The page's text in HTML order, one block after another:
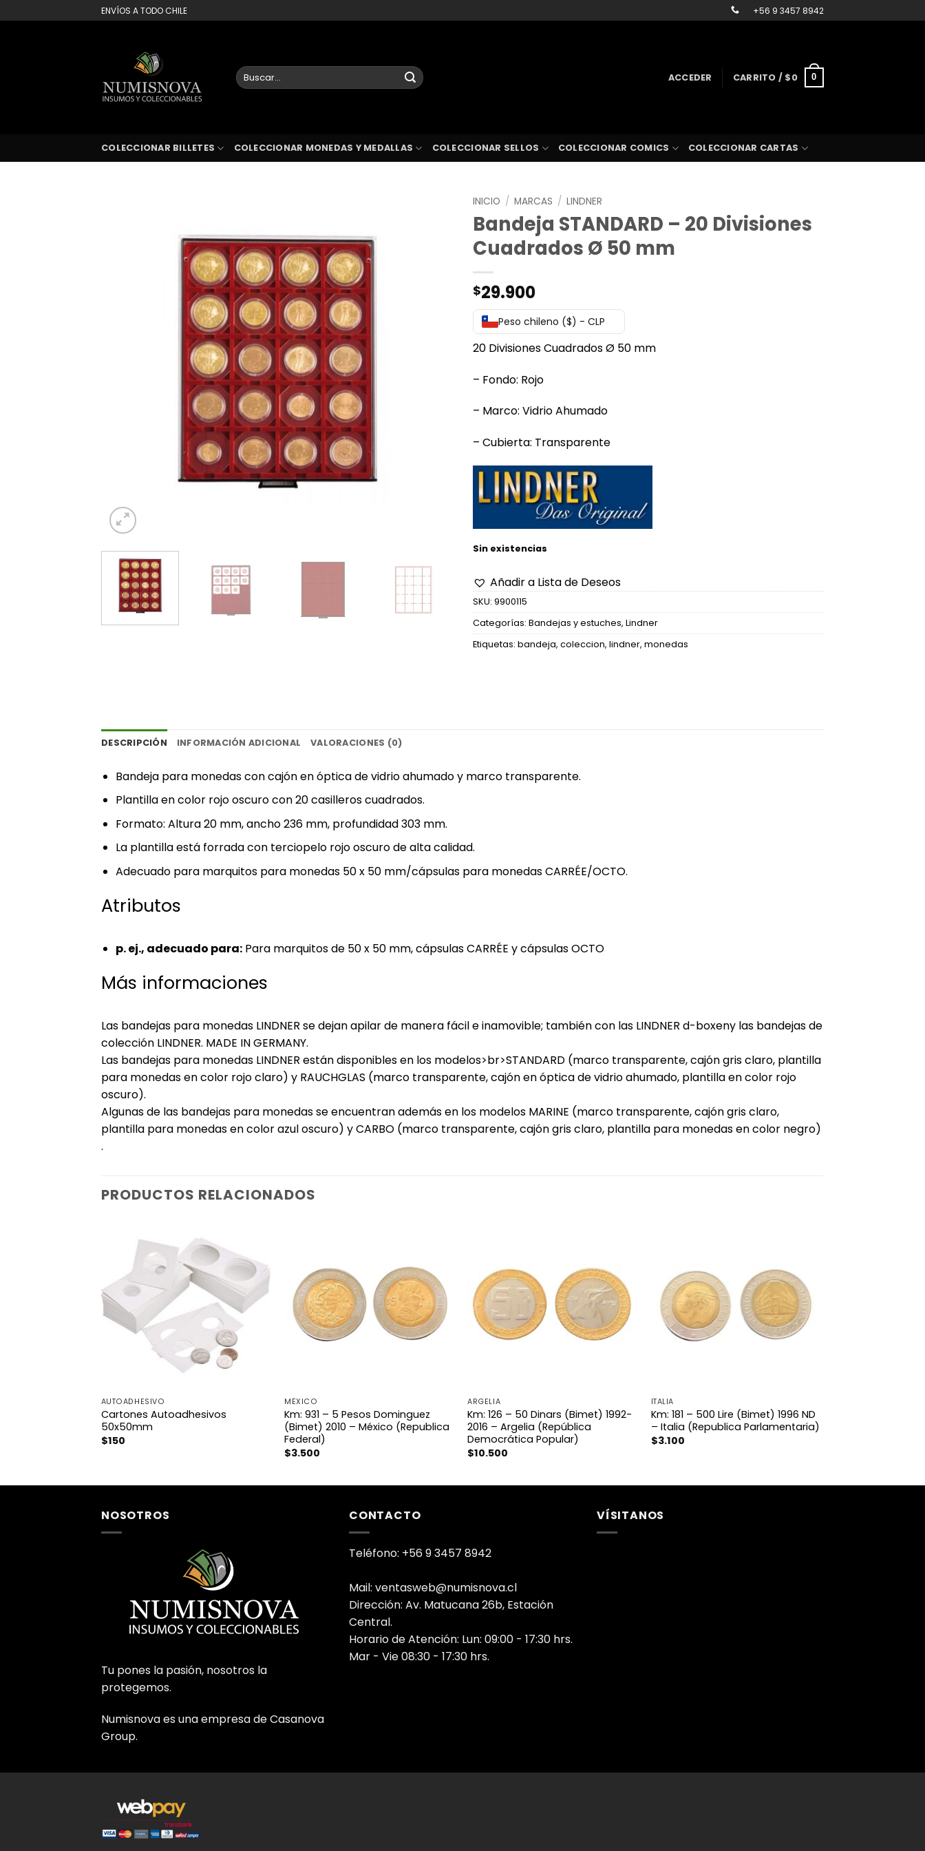
al
ENVÍOS A TODO CHILE +56 9 3457 8942
Buscar
por:
ACCEDER CARRITO / $0 0
COLECCIONAR BILLETES COLECCIONAR MONEDAS Y MEDALLAS COLECCIONAR SELLOS COLECCIONAR COMICS COLECCIONAR CARTAS
INICIO / MARCAS / LINDNER
Bandeja STANDARD – 20 Divisiones
Cuadrados Ø 50 mm
$29.900
Peso chileno ($) - CLP
20 Divisiones Cuadrados Ø 50 mm
– Fondo: Rojo
– Marco: Vidrio Ahumado
– Cubierta: Transparente
Sin existencias
Añadir a Lista de Deseos
SKU: 9900115
Categorías: Bandejas y estuches, Lindner
Etiquetas: bandeja, coleccion, lindner, monedas
DESCRIPCIÓN INFORMACIÓN ADICIONAL VALORACIONES (0)
Bandeja para monedas con cajón en óptica de vidrio ahumado y marco transparente.
Plantilla en color rojo oscuro con 20 casilleros cuadrados.
Formato: Altura 20 mm, ancho 236 mm, profundidad 303 mm.
La plantilla está forrada con terciopelo rojo oscuro de alta calidad.
Adecuado para marquitos para monedas 50 x 50 mm/cápsulas para monedas CARRÉE/OCTO.
Atributos
p. ej., adecuado para:Para marquitos de 50 x 50 mm, cápsulas CARRÉE y cápsulas OCTO
Más informaciones
Las bandejas para monedas LINDNER se dejan apilar de manera fácil e inamovible; también con las LINDNER d-boxeny las bandejas de
colección LINDNER. MADE IN GERMANY.
Las bandejas para monedas LINDNER están disponibles en los modelos>br>STANDARD (marco transparente, cajón gris claro, plantilla
para monedas en color rojo claro) y RAUCHGLAS (marco transparente, cajón en óptica de vidrio ahumado, plantilla en color rojo
oscuro).
Algunas de las bandejas para monedas se encuentran además en los modelos MARINE (marco transparente, cajón gris claro,
plantilla para monedas en color azul oscuro) y CARBO (marco transparente, cajón gris claro, plantilla para monedas en color negro)
.
PRODUCTOS RELACIONADOS
AUTOADHESIVO
Cartones Autoadhesivos
50x50mm
$150
MÉXICO
Km: 931 – 5 Pesos Dominguez
(Bimet) 2010 – México (Republica
Federal)
$3.500
ARGELIA
Km: 126 – 50 Dinars (Bimet) 1992-
2016 – Argelia (República
Democrática Popular)
$10.500
ITALIA
Km: 181 – 500 Lire (Bimet) 1996 ND
– Italia (Republica Parlamentaria)
$3.100
NOSOTROS
Tu pones la pasión, nosotros la
protegemos.
Numisnova es una empresa de Casanova
Group.
CONTACTO
Teléfono: +56 9 3457 8942
Mail: ventasweb@numisnova.cl
Dirección: Av. Matucana 26b, Estación
Central.
Horario de Atención: Lun: 09:00 - 17:30 hrs.
Mar - Vie 08:30 - 17:30 hrs.
VÍSITANOS